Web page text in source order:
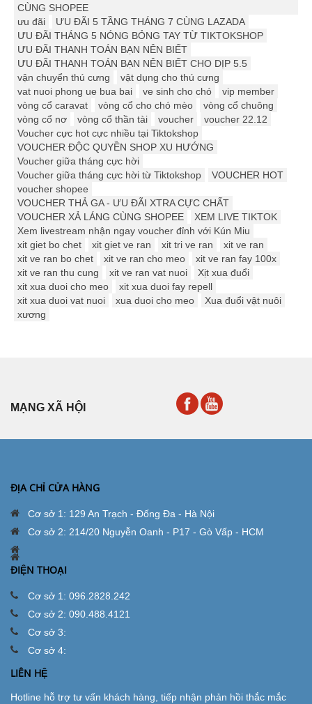
CÙNG SHOPEE
ưu đãi
ƯU ĐÃI 5 TẦNG THÁNG 7 CÙNG LAZADA
ƯU ĐÃI THÁNG 5 NÓNG BỎNG TAY TỪ TIKTOKSHOP
ƯU ĐÃI THANH TOÁN BẠN NÊN BIẾT
ƯU ĐÃI THANH TOÁN BẠN NÊN BIẾT CHO DỊP 5.5
vận chuyển thú cưng
vật dụng cho thú cưng
vat nuoi phong ue bua bai
ve sinh cho chó
vip member
vòng cổ caravat
vòng cổ cho chó mèo
vòng cổ chuông
vòng cổ nơ
vòng cổ thần tài voucher
voucher 22.12
Voucher cực hot cực nhiều tại Tiktokshop
VOUCHER ĐỘC QUYỀN SHOP XU HƯỚNG
Voucher giữa tháng cực hời
Voucher giữa tháng cực hời từ Tiktokshop
VOUCHER HOT
voucher shopee
VOUCHER THẢ GA - ƯU ĐÃI XTRA CỰC CHẤT
VOUCHER XẢ LÁNG CÙNG SHOPEE
XEM LIVE TIKTOK
Xem livestream nhận ngay voucher đỉnh với Kún Miu
xit giet bo chet
xit giet ve ran xit tri ve ran
xit ve ran
xit ve ran bo chet
xit ve ran cho meo
xit ve ran fay 100x
xit ve ran thu cung
xit ve ran vat nuoi
Xịt xua đuổi
xit xua duoi cho meo
xit xua duoi fay repell
xit xua duoi vat nuoi
xua duoi cho meo
Xua đuổi vật nuôi
xương
MẠNG XÃ HỘI
ĐỊA CHỈ CỬA HÀNG
Cơ sở 1: 129 An Trạch - Đống Đa - Hà Nội
Cơ sở 2: 214/20 Nguyễn Oanh - P17 - Gò Vấp - HCM
ĐIỆN THOẠI
Cơ sở 1: 096.2828.242
Cơ sở 2: 090.488.4121
Cơ sở 3:
Cơ sở 4:
LIÊN HỆ
Hotline hỗ trợ tư vấn khách hàng, tiếp nhận phản hồi thắc mắc